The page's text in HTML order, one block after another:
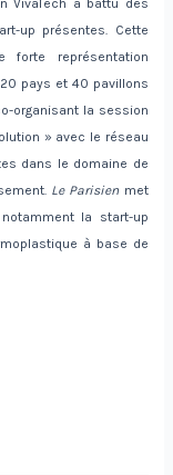
up présentes. Cette
forte représentation
pays et 40 pavillons
organisant la session
» avec le réseau
dans le domaine de
Le Parisienmet
la start-up
à base de